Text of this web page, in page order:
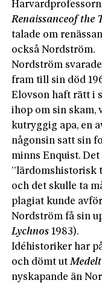
Renaissanceof the
talade om
också Nordström.
Nordström
fram till sin död
Elovson haft rätt i
ihop om sin skam,
kutryggig apa, en
någonsin satt sin
minns Enquist.
”lärdomshistorisk
och det skulle ta
plagiat kunde
Nordström få sin
Lychnos 1983).
Idéhistoriker har
och dömt ut
nyskapande än